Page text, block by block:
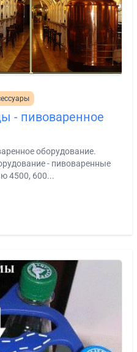
- пивоваренное
оборудование.
- пивоваренные
4500, 600...